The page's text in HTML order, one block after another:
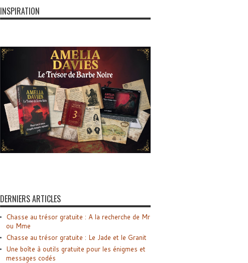
INSPIRATION
DERNIERS ARTICLES
Chasse au trésor gratuite : A la recherche de Mr
ou Mme
Chasse au trésor gratuite : Le Jade et le Granit
Une boîte à outils gratuite pour les énigmes et
messages codés